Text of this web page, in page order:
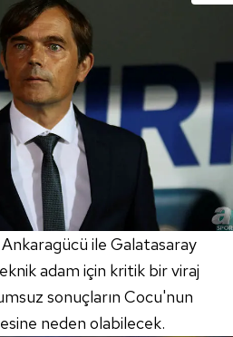
Ankaragücü ile Galatasaray
adam için kritik bir viraj
sonuçların Cocu'nun
neden olabilecek.